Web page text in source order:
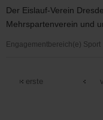
Der Eislauf-Verein
Mehrspartenverein und
Engagementbereich(e) Sport
erste